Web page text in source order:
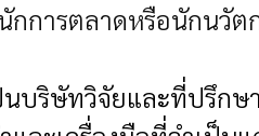
ารตลาดหรือนักนวัตก
นบริษัทวิจัยและที่ปรึก